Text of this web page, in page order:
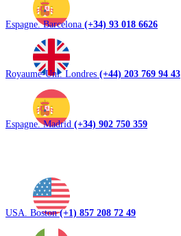
Espagne. Barcelona (+34) 93 018 6626
Royaume-Uni. Londres (+44) 203 769 94 43
Espagne. Madrid (+34) 902 750 359
USA. Boston(+1) 857 208 72 49